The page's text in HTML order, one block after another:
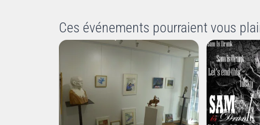
Ces événements pourraient vous